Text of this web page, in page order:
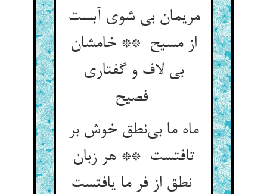
مریمان بی شوی آبست
از مسیح ** خامشان
بی لاف و گفتاری
فصیح
ماه ما بی‌نطق خوش بر
تافتست ** هر زبان
نطق از فر ما یافتست